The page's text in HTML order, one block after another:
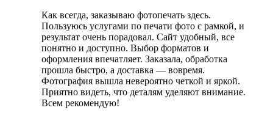
Как всегда, заказываю фотопечать здесь.
Пользуюсь услугами по печати фото с рамкой, и
результат очень порадовал. Сайт удобный, все
понятно и доступно. Выбор форматов и
оформления впечатляет. Заказала, обработка
прошла быстро, а доставка — вовремя.
Фотография вышла невероятно четкой и яркой.
Приятно видеть, что деталям уделяют внимание.
Всем рекомендую!